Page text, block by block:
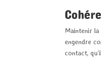
Maintenir la
engendre
contact,